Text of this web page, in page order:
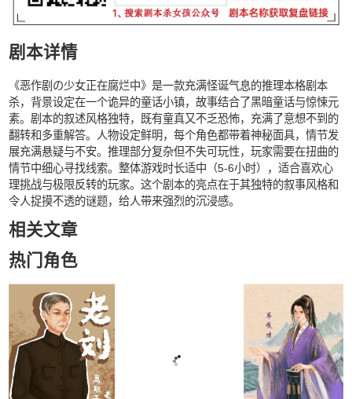
剧本详情
《恶作剧の少女正在腐烂中》是一款充满怪诞气息的推理本格剧本
杀，背景设定在一个诡异的童话小镇，故事结合了黑暗童话与惊悚元
素。剧本的叙述风格独特，既有童真又不乏恐怖，充满了意想不到的
翻转和多重解答。人物设定鲜明，每个角色都带着神秘面具，情节发
展充满悬疑与不安。推理部分复杂但不失可玩性，玩家需要在扭曲的
情节中细心寻找线索。整体游戏时长适中（5-6小时），适合喜欢心
理挑战与极限反转的玩家。这个剧本的亮点在于其独特的叙事风格和
令人捉摸不透的谜题，给人带来强烈的沉浸感。
相关文章
热门角色